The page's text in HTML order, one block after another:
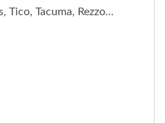
Tico, Tacuma, Rezzo...